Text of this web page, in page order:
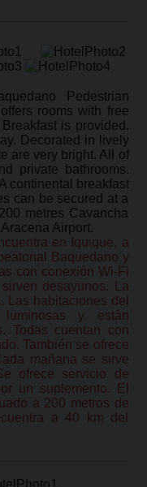
Pedestrian
rooms with free
is provided.
Decorated in lively
are very bright. All of
private bathrooms.
continental breakfast
can be secured at a
metres Cavancha
Airport.
en Iquique, a
Baquedano y
con conexión Wi-Fi
desayunos. La
Las habitaciones del
y están
Todas cuentan con
También se ofrece
mañana se sirve
ofrece servicio de
un suplemento. El
a 200 metros de
a 40 km del